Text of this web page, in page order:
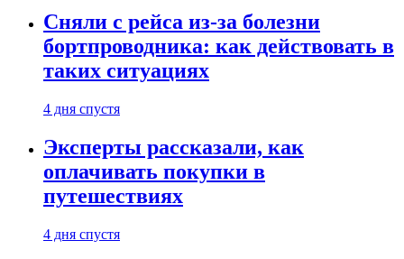
Сняли с рейса из-за болезни
бортпроводника: как действовать в
таких ситуациях
4 дня спустя
Эксперты рассказали, как
оплачивать покупки в
путешествиях
4 дня спустя